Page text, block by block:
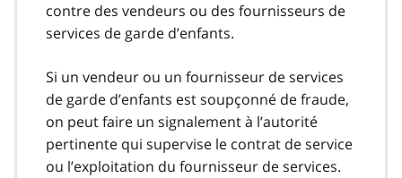
contre des vendeurs ou des fournisseurs de
services de garde d’enfants.
Si un vendeur ou un fournisseur de services
de garde d’enfants est soupçonné de fraude,
on peut faire un signalement à l’autorité
pertinente qui supervise le contrat de service
ou l’exploitation du fournisseur de services.